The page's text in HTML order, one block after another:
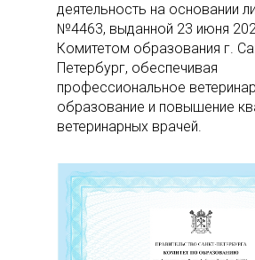
деятельность на основании
№4463, выданной 23 июня
Комитетом образования г.
Петербург, обеспечивая
профессиональное
образование и повышение
ветеринарных врачей.